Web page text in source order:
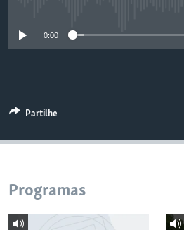
0:00
Partilhe
Programas